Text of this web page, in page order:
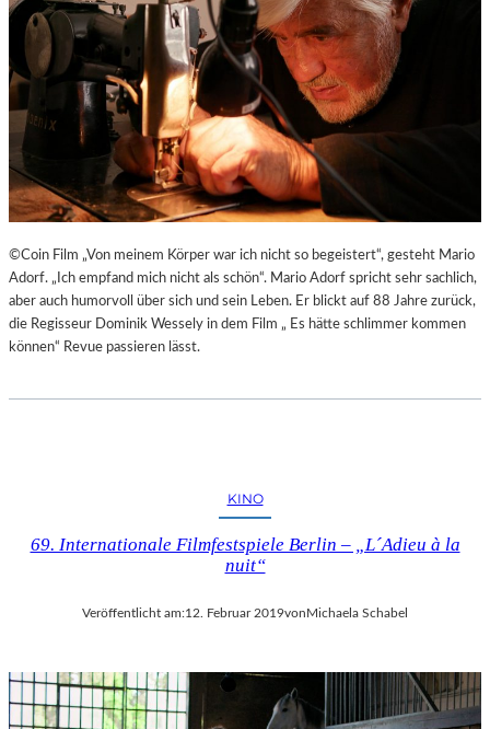
©Coin Film „Von meinem Körper war ich nicht so begeistert“, gesteht Mario
Adorf. „Ich empfand mich nicht als schön“. Mario Adorf spricht sehr sachlich,
aber auch humorvoll über sich und sein Leben. Er blickt auf 88 Jahre zurück,
die Regisseur Dominik Wessely in dem Film „ Es hätte schlimmer kommen
können“ Revue passieren lässt.
KINO
69. Internationale Filmfestspiele Berlin – „L´Adieu à la
nuit“
Veröffentlicht am:12. Februar 2019von Michaela Schabel